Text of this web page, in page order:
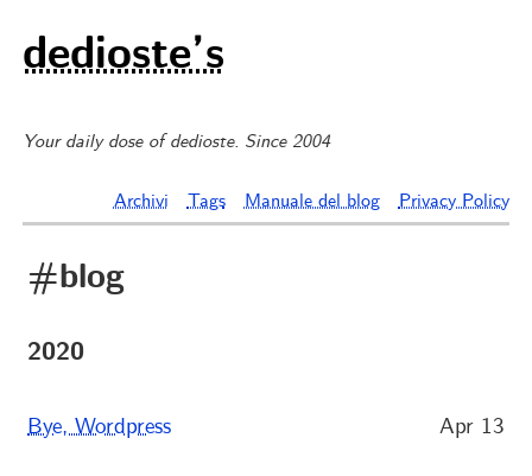
dedioste’s
Your daily dose of dedioste. Since 2004
Archivi Tags Manuale del blog Privacy Policy
#blog
2020
Bye, Wordpress Apr 13